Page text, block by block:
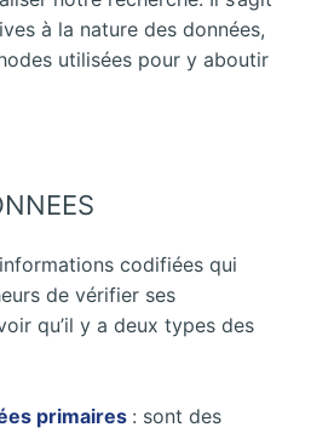
à la nature des données,
utilisées pour y aboutir
codifiées qui
de vérifier ses
qu’il y a deux types des
primaires : sont des